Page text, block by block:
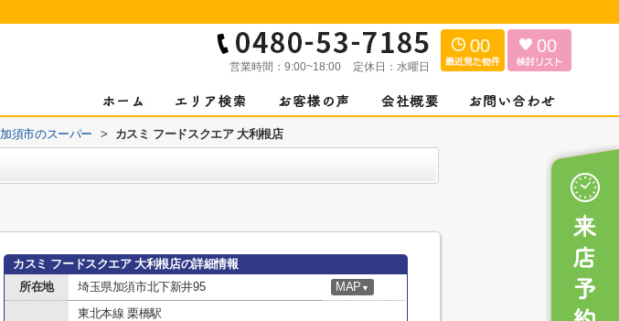
営業時間： 9:00~18:00 定休日： 水曜日
00 00
加須市のスーパー > カスミ フードスクエア 大利根店
カスミ フードスクエア 大利根店の詳細情報
所在地
埼玉県加須市北下新井95 MAP ▼
東北本線 栗橋駅